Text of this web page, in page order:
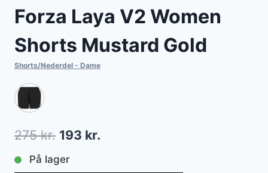
Forza Laya V2 Women
Shorts Mustard Gold
Shorts/Nederdel - Dame
275kr. Den
oprindelige
193 kr.
På lager